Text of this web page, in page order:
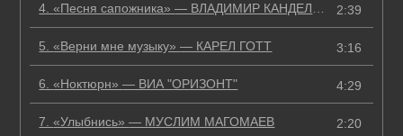
4.«Песня сапожника»— ВЛАДИМИР КАНДЕЛАКИ 2:39
5.«Верни мне музыку»— КАРЕЛ ГОТТ 3:16
6.«Ноктюрн»— ВИА "ОРИЗОНТ" 4:29
7.«Улыбнись»— МУСЛИМ МАГОМАЕВ 2:20